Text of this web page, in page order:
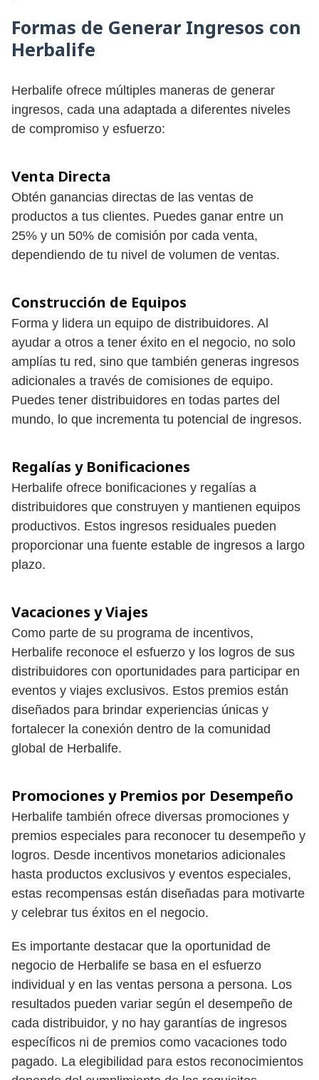
Formas de Generar Ingresos con
Herbalife
Herbalife ofrece múltiples maneras de generar
ingresos, cada una adaptada a diferentes niveles
de compromiso y esfuerzo:
Venta Directa
Obtén ganancias directas de las ventas de
productos a tus clientes. Puedes ganar entre un
25% y un 50% de comisión por cada venta,
dependiendo de tu nivel de volumen de ventas.
Construcción de Equipos
Forma y lidera un equipo de distribuidores. Al
ayudar a otros a tener éxito en el negocio, no solo
amplías tu red, sino que también generas ingresos
adicionales a través de comisiones de equipo.
Puedes tener distribuidores en todas partes del
mundo, lo que incrementa tu potencial de ingresos.
Regalías y Bonificaciones
Herbalife ofrece bonificaciones y regalías a
distribuidores que construyen y mantienen equipos
productivos. Estos ingresos residuales pueden
proporcionar una fuente estable de ingresos a largo
plazo.
Vacaciones y Viajes
Como parte de su programa de incentivos,
Herbalife reconoce el esfuerzo y los logros de sus
distribuidores con oportunidades para participar en
eventos y viajes exclusivos. Estos premios están
diseñados para brindar experiencias únicas y
fortalecer la conexión dentro de la comunidad
global de Herbalife.
Promociones y Premios por Desempeño
Herbalife también ofrece diversas promociones y
premios especiales para reconocer tu desempeño y
logros. Desde incentivos monetarios adicionales
hasta productos exclusivos y eventos especiales,
estas recompensas están diseñadas para motivarte
y celebrar tus éxitos en el negocio.
Es importante destacar que la oportunidad de
negocio de Herbalife se basa en el esfuerzo
individual y en las ventas persona a persona. Los
resultados pueden variar según el desempeño de
cada distribuidor, y no hay garantías de ingresos
específicos ni de premios como vacaciones todo
pagado. La elegibilidad para estos reconocimientos